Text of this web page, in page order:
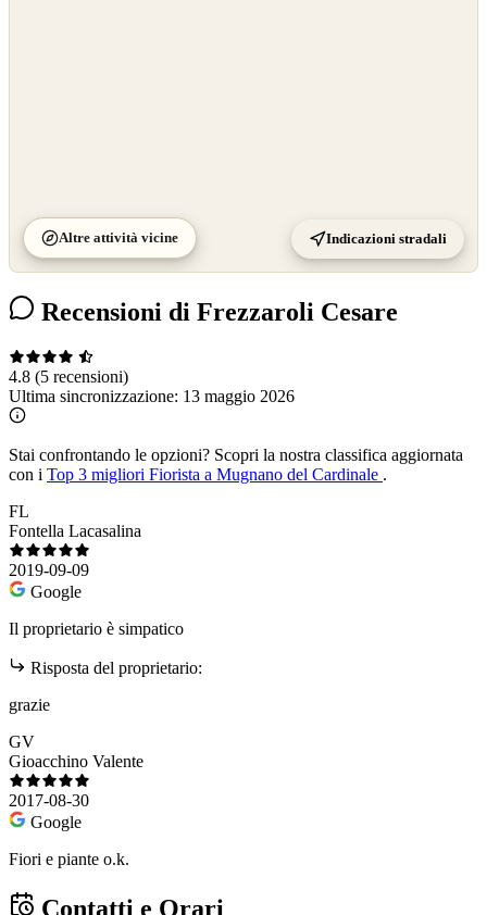
Altre attività vicine Indicazioni stradali
Recensioni di Frezzaroli Cesare
4.8 (5 recensioni)
Ultima sincronizzazione: 13 maggio 2026
Stai confrontando le opzioni? Scopri la nostra classifica aggiornata
con i Top 3 migliori Fiorista a Mugnano del Cardinale .
FL
Fontella Lacasalina
2019-09-09
Google
Il proprietario è simpatico
Risposta del proprietario:
grazie
GV
Gioacchino Valente
2017-08-30
Google
Fiori e piante o.k.
Contatti e Orari